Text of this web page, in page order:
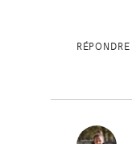
RÉPONDRE